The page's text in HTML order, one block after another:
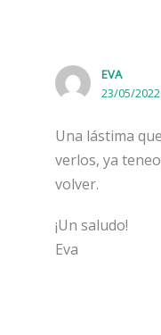
EVA
23/05/2022
Una lástima
verlos, ya
volver.
¡Un saludo!
Eva